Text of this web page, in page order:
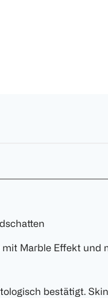
Marble Effekt und
bestätigt.